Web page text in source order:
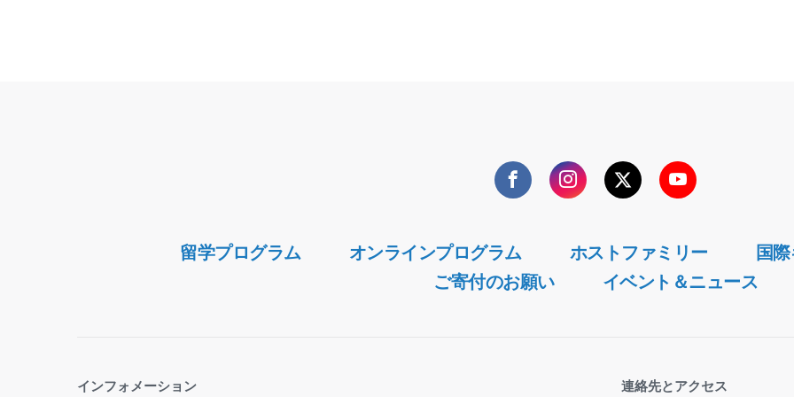
FacebookInstagramTwitterYouTube
留学プログラム オンラインプログラム ホストファミリー 国
ご寄付のお願い
イベント＆ニュース
連絡先とアクセス
インフォメーション